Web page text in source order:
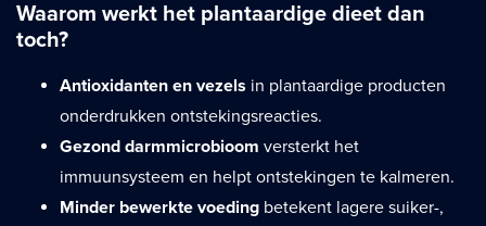
Waarom werkt het plantaardige dieet dan
toch?
Antioxidanten en vezels in plantaardige producten
onderdrukken ontstekingsreacties.
Gezond darmmicrobioom versterkt het
immuunsysteem en helpt ontstekingen te kalmeren.
Minder bewerkte voeding betekent lagere suiker-,